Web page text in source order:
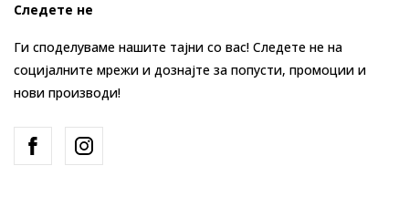
Следете не
Ги споделуваме нашите тајни со вас! Следете не на
социјалните мрежи и дознајте за попусти, промоции и
нови производи!